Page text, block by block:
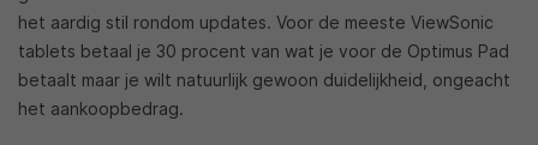
het aardig stil rondom updates. Voor de meeste ViewSonic
tablets betaal je 30 procent van wat je voor de Optimus Pad
betaalt maar je wilt natuurlijk gewoon duidelijkheid, ongeacht
het aankoopbedrag.